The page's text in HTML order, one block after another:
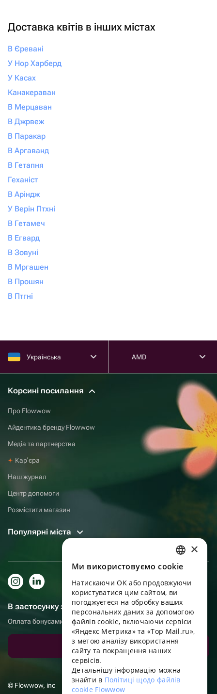
Доставка квітів в інших містах
В Єревані
У Нор Харберд
У Касах
Канакераван
В Мерцаван
В Джрвеж
В Паракар
В Аргаванд
В Гетапня
Геханіст
В Аріндж
У Верін Птхні
В Гетамеч
В Егвард
В Зовуні
В Мргашен
В Прошян
В Птгні
Українська AMD
Корсині посилання
Про Flowwow
Айдентика бренду Flowwow
Медіа та партнерства
Карʼєра
Наш журнал
Центр допомоги
Розмістити магазин
Популярні міста
В застосунку зручніше!
Оплата бонусами, самовивіз, зручний чат підтримки
Завантажити додаток
© Flowwow, inc
RUSSIAN
ENGLISH
UKRAINIAN
PORTUGUESE
SPANISH
HUNGARIAN
FRENCH
×
Ми використовуємо cookie
Натискаючи OK або продовжуючи
користуватися цим сайтом, ви
погоджуєтеся на обробку ваших
персональних даних за допомогою
файлів cookie, включаючи сервіси
«Яндекс Метрика» та «Top Mail.ru»,
з метою аналізу використання
сайту та покращення наших
сервісів.
Детальнішу інформацію можна
знайти в Політиці щодо файлів
cookie Flowwow